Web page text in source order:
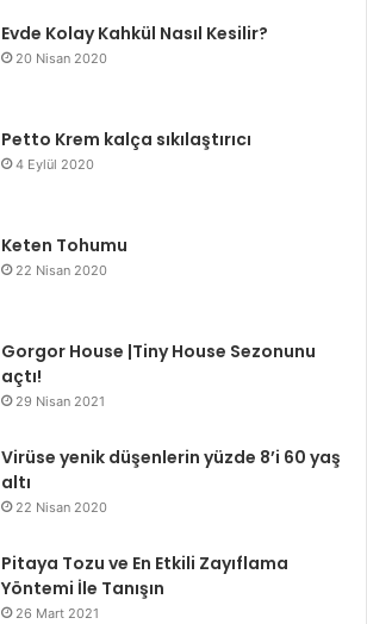
Evde Kolay Kahkül Nasıl Kesilir?
20 Nisan 2020
Petto Krem kalça sıkılaştırıcı
4 Eylül 2020
Keten Tohumu
22 Nisan 2020
Gorgor House |Tiny House Sezonunu
açtı!
29 Nisan 2021
Virüse yenik düşenlerin yüzde 8’i 60 yaş
altı
22 Nisan 2020
Pitaya Tozu ve En Etkili Zayıflama
Yöntemi İle Tanışın
26 Mart 2021